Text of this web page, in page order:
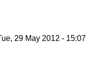
29 May 2012 - 15:07